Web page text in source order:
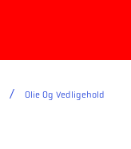
Olie Og Vedligehold